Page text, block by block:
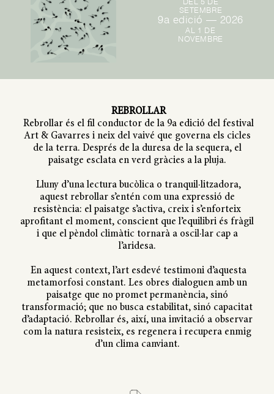
SETEMBRE
9a edició — 2026
AL 1 DE
NOVEMBRE
REBROLLAR
Rebrollar és el fil conductor de la 9a edició del festival
Art & Gavarres i neix del vaivé que governa els cicles
de la terra. Després de la duresa de la sequera, el
paisatge esclata en verd gràcies a la pluja.
Lluny d’una lectura bucòlica o tranquil·litzadora,
aquest rebrollar s’entén com una expressió de
resistència: el paisatge s’activa, creix i s’enforteix
aprofitant el moment, conscient que l’equilibri és fràgil
i que el pèndol climàtic tornarà a oscil·lar cap a
l’aridesa.
En aquest context, l’art esdevé testimoni d’aquesta
metamorfosi constant. Les obres dialoguen amb un
paisatge que no promet permanència, sinó
transformació; que no busca estabilitat, sinó capacitat
d’adaptació. Rebrollar és, així, una invitació a observar
com la natura resisteix, es regenera i recupera enmig
d’un clima canviant.